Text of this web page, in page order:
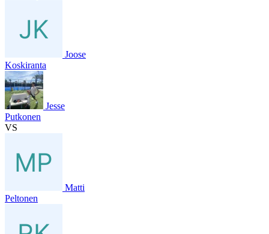
Joose
Koskiranta
Jesse
Putkonen
VS
Matti
Peltonen